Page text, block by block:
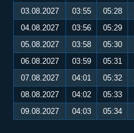
03.08.2027
03:55 05:28
04.08.2027
03:56 05:29
05.08.2027
03:58 05:30
06.08.2027
03:59 05:31
07.08.2027
04:01 05:32
08.08.2027
04:02 05:33
09.08.2027
04:03 05:34